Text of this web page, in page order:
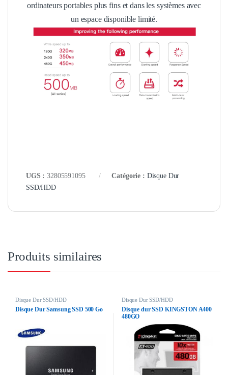
ordinateurs portables plus fins et dans les systèmes avec
un espace disponible limité.
UGS :32805591095 Catégorie : Disque Dur
SSD/HDD
Produits similaires
Disque Dur SSD/HDD
Disque Dur Samsung SSD 500 Go
Disque Dur SSD/HDD
Disque dur SSD KINGSTON A400
480GO